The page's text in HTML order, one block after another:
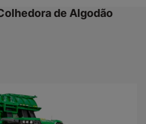
de Algodão